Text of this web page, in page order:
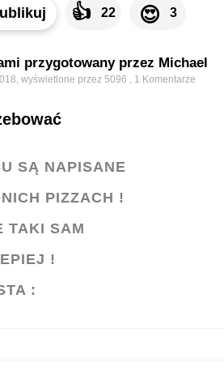
👍 22 😍 3
przygotowany przez Michael
, wyświetlone przez 5096 , 1 Komentarze
SĄ NAPISANE
PIZZACH !
TAKI SAM
!
: